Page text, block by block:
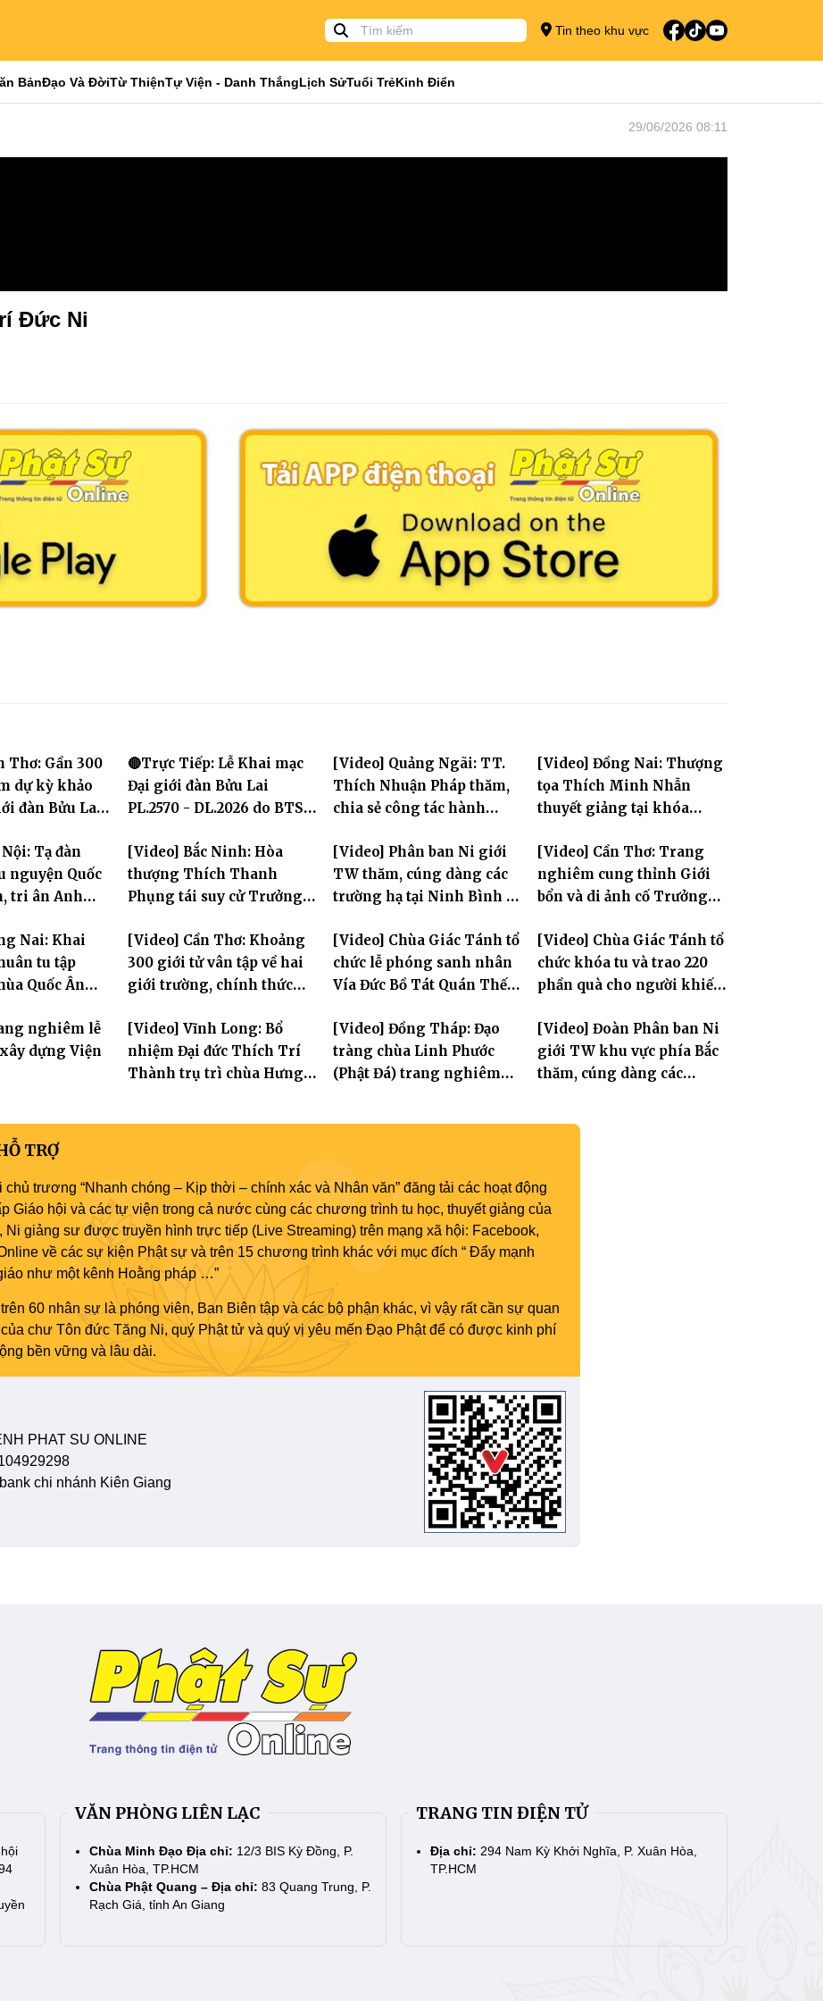
Tin theo khu vực
BảnĐạo Và ĐờiTừ ThiệnTự Viện - Danh ThắngLịch SửTuổi TrẻKinh Điển
29/06/2026 08:11
Đức Ni
Thơ: Gần 300
dự kỳ khảo
đàn Bửu Lai
🔴Trực Tiếp: Lễ Khai mạc
Đại giới đàn Bửu Lai
PL.2570 - DL.2026 do BTS
chức
[Video] Quảng Ngãi: TT.
Thích Nhuận Pháp thăm,
chia sẻ công tác hành
chư hành giả Ni
[Video] Đồng Nai: Thượng
tọa Thích Minh Nhẫn
thuyết giảng tại khóa
Tạ đàn
nguyện Quốc
tri ân Anh
[Video] Bắc Ninh: Hòa
thượng Thích Thanh
Phụng tái suy cử Trưởng
[Video] Phân ban Ni giới
TW thăm, cúng dàng các
trường hạ tại Ninh Bình và
thần hộ trì Tam bảo
[Video] Cần Thơ: Trang
nghiêm cung thỉnh Giới
bổn và di ảnh cố Trưởng
Tôn hiệu Đại giới đàn – về
hai giới trường
Nai: Khai
tu tập
Quốc Ân
[Video] Cần Thơ: Khoảng
300 giới tử vân tập về hai
giới trường, chính thức
đàn Bửu Lai PL.2570
[Video] Chùa Giác Tánh tổ
chức lễ phóng sanh nhân
Vía Đức Bồ Tát Quán Thế
[Video] Chùa Giác Tánh tổ
chức khóa tu và trao 220
phần quà cho người khiếm
nghiêm lễ
dựng Viện
[Video] Vĩnh Long: Bổ
nhiệm Đại đức Thích Trí
Thành trụ trì chùa Hưng
[Video] Đồng Tháp: Đạo
tràng chùa Linh Phước
(Phật Đá) trang nghiêm
[Video] Đoàn Phân ban Ni
giới TW khu vực phía Bắc
thăm, cúng dàng các
TRỢ
trương “Nhanh chóng – Kịp thời – chính xác và Nhân văn” đăng tải các hoạt động
Giáo hội và các tự viện trong cả nước cùng các chương trình tu học, thuyết giảng của
giảng sư được truyền hình trực tiếp (Live Streaming) trên mạng xã hội: Facebook,
về các sự kiện Phật sự và trên 15 chương trình khác với mục đích “ Đẩy mạnh
như một kênh Hoằng pháp …”
60 nhân sự là phóng viên, Ban Biên tập và các bộ phận khác, vì vậy rất cần sự quan
chư Tôn đức Tăng Ni, quý Phật tử và quý vị yêu mến Đạo Phật để có được kinh phí
bền vững và lâu dài.
PHAT SU ONLINE
chi nhánh Kiên Giang
VĂN PHÒNG LIÊN LẠC
Chùa Minh Đạo Địa chỉ: 12/3 BIS Kỳ Đồng, P.
Xuân Hòa, TP.HCM
Chùa Phật Quang – Địa chỉ: 83 Quang Trung, P.
Rạch Giá, tỉnh An Giang
TRANG TIN ĐIỆN TỬ
Địa chỉ: 294 Nam Kỳ Khởi Nghĩa, P. Xuân Hòa,
TP.HCM